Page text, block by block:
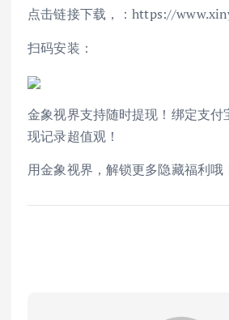
点击链接下载，：https://
扫码安装：
金象视界支持随时提现！绑定支付
现记录超值观！
用金象视界，解锁更多隐藏福利哦